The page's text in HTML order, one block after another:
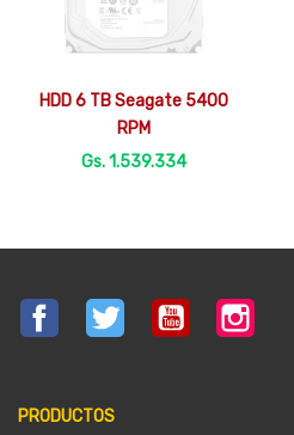
Vista rápida
HDD 6 TB Seagate 5400
RPM
Gs. 1.539.334
FacebookTwitter YouTube
PRODUCTOS